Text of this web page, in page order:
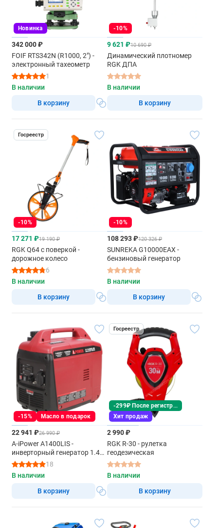
Новинка
342 000 ₽
FOIF RTS342N (R1000, 2") -
электронный тахеометр
1
В наличии
В корзину
-10%
9 621 ₽10 690 ₽
Динамический плотномер
RGK ДПА
В наличии
В корзину
Госреестр
-10%
17 271 ₽19 190 ₽
RGK Q64 с поверкой -
дорожное колесо
6
В наличии
В корзину
-10%
108 293 ₽120 326 ₽
SUNREKA G10000EAX -
бензиновый генератор
В наличии
В корзину
-15% Масло в подарок
22 941 ₽26 990 ₽
A-iPower A1400LIS -
инверторный генератор 1.4
квт
18
В наличии
В корзину
Госреестр
-299₽ После регистрации
Хит продаж
2 990 ₽
RGK R-30 - рулетка
геодезическая
В наличии
В корзину